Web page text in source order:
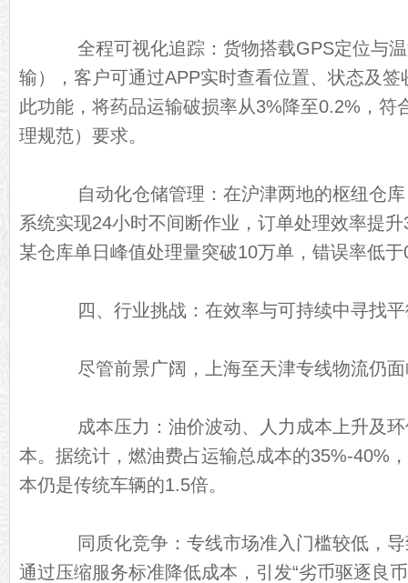
全程可视化追踪：货物搭载GPS定位与温
输），客户可通过APP实时查看位置、状态及
此功能，将药品运输破损率从3%降至0.2%，符
理规范）要求。
自动化仓储管理：在沪津两地的枢纽仓库
系统实现24小时不间断作业，订单处理效率提升
某仓库单日峰值处理量突破10万单，错误率低
四、行业挑战：在效率与可持续中寻找平
尽管前景广阔，上海至天津专线物流仍面
成本压力：油价波动、人力成本上升及环
本。据统计，燃油费占运输总成本的35%-40%
本仍是传统车辆的1.5倍。
同质化竞争：专线市场准入门槛较低，导
通过压缩服务标准降低成本，引发“劣币驱逐良